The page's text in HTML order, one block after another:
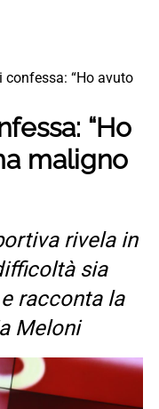
confessa: “Ho avuto
“Ho
maligno
rivela in
sia
racconta la
Meloni